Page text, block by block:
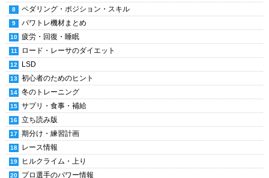
ペダリング・ポジション・スキル
パワトレ機材まとめ
疲労・回復・睡眠
ロード・レーサのダイエット
LSD
初心者のためのヒント
冬のトレーニング
サプリ・食事・補給
立ち読み版
期分け・練習計画
レース情報
ヒルクライム・上り
プロ選手のパワー情報